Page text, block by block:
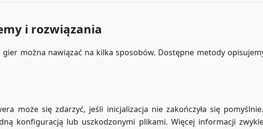
i rozwiązania
gier można nawiązać na kilka sposobów. Dostępne metody
może się zdarzyć, jeśli inicjalizacja nie zakończyła się
konfiguracją lub uszkodzonymi plikami. Więcej informacji